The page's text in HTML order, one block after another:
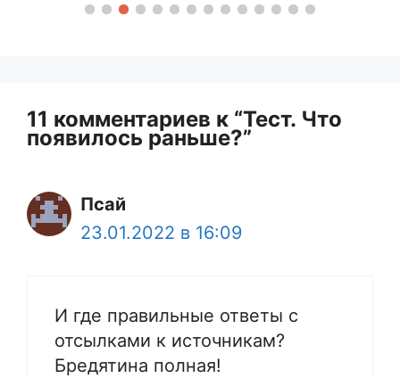
11 комментариев к “Тест. Что
появилось раньше?”
Псай
23.01.2022 в 16:09
И где правильные ответы с
отсылками к источникам?
Бредятина полная!